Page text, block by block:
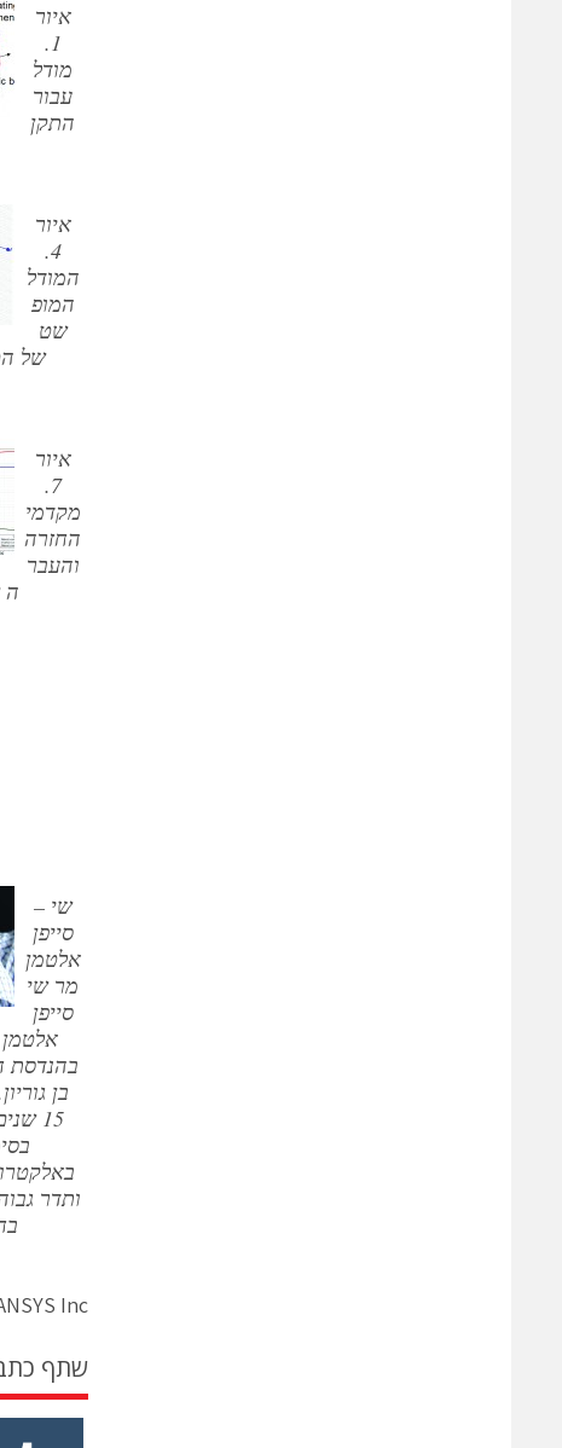
איור
1.
מודל
עבור
התקן
איור
4.
המודל
המופ
שט
של
איור
7.
מקדמי
החזרה
והעבר
ה
שי –
סייפן
אלטמן
מר שי
סייפן
בהנדסת
בן
15
ותדר
Inc.
שתף